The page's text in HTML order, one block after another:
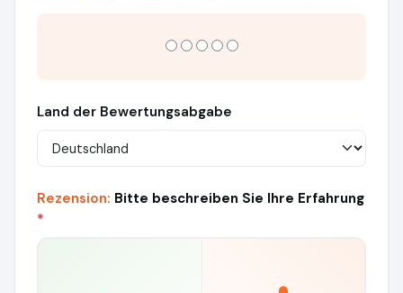
Land der Bewertungsabgabe
Rezension: Bitte beschreiben Sie Ihre Erfahrung
*